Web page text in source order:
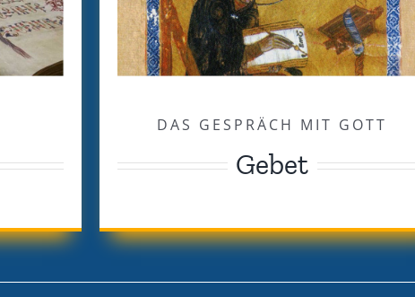
DAS GESPRÄCH MIT GOTT
Gebet